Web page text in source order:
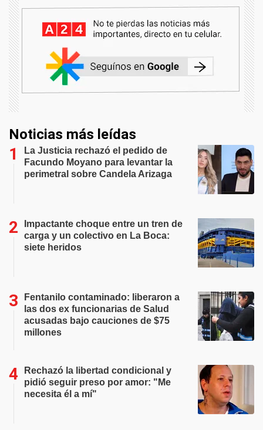
Noticias más leídas
La Justicia rechazó el pedido de
Facundo Moyano para levantar la
perimetral sobre Candela Arizaga
Impactante choque entre un tren de
carga y un colectivo en La Boca:
siete heridos
Fentanilo contaminado: liberaron a
las dos ex funcionarias de Salud
acusadas bajo cauciones de $75
millones
Rechazó la libertad condicional y
pidió seguir preso por amor: "Me
necesita él a mí"